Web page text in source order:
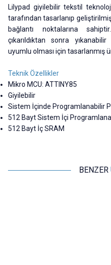
Lilypad giyilebilir tekstil
tarafından tasarlanıp
bağlantı noktalarına
çıkarıldıktan sonra
uyumlu olması için tasarlanmış
Teknik Özellikler
Mikro MCU: ATTINY85
Giyilebilir
Sistem İçinde Programlanabilir
512 Bayt Sistem İçi
512 Bayt İç SRAM
BENZER